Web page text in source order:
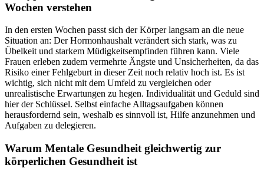
Wochen verstehen
In den ersten Wochen passt sich der Körper langsam an die neue
Situation an: Der Hormonhaushalt verändert sich stark, was zu
Übelkeit und starkem Müdigkeitsempfinden führen kann. Viele
Frauen erleben zudem vermehrte Ängste und Unsicherheiten, da das
Risiko einer Fehlgeburt in dieser Zeit noch relativ hoch ist. Es ist
wichtig, sich nicht mit dem Umfeld zu vergleichen oder
unrealistische Erwartungen zu hegen. Individualität und Geduld sind
hier der Schlüssel. Selbst einfache Alltagsaufgaben können
herausfordernd sein, weshalb es sinnvoll ist, Hilfe anzunehmen und
Aufgaben zu delegieren.
Warum Mentale Gesundheit gleichwertig zur
körperlichen Gesundheit ist